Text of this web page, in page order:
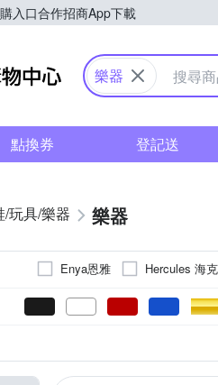
入口合作招商App下載
Yahoo購物中心
樂器
點換券 登記送
/玩具/樂器 樂器
Enya恩雅 Hercules 海